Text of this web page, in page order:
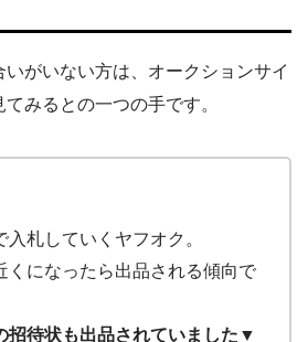
がいない方は、オークションサイ
みるとの一つの手です。
札していくヤフオク。
くになったら出品される傾向で
招待状も出品されていました▼